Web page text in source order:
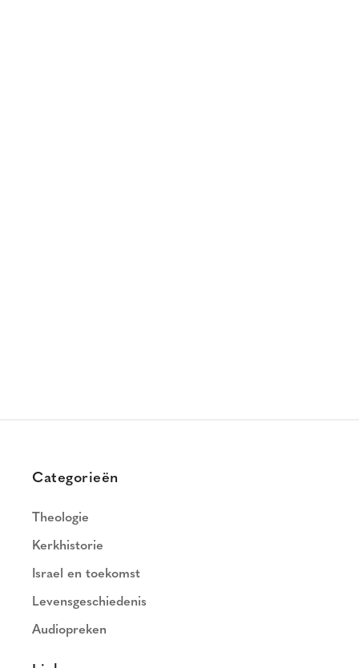
Categorieën
Theologie
Kerkhistorie
Israel en toekomst
Levensgeschiedenis
Audiopreken